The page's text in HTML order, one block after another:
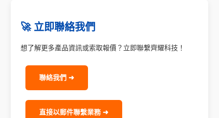
🚀 立即聯絡我們
想了解更多產品資訊或索取報價？立即聯繫齊耀科技！
聯絡我們 ➜
直接以郵件聯繫業務 ➜